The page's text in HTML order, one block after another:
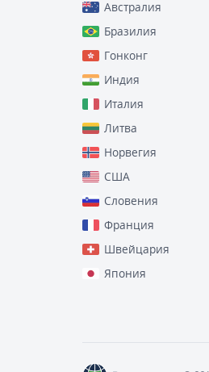
Австралия
Бразилия
Гонконг
Индия
Италия
Литва
Норвегия
США
Словения
Франция
Швейцария
Япония